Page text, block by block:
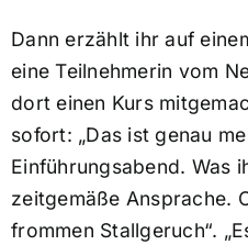
Dann erzählt ihr auf
eine Teilnehmerin vom
dort einen Kurs
sofort: „Das ist genau
Einführungsabend. Was
zeitgemäße Ansprache.
frommen Stallgeruch“.